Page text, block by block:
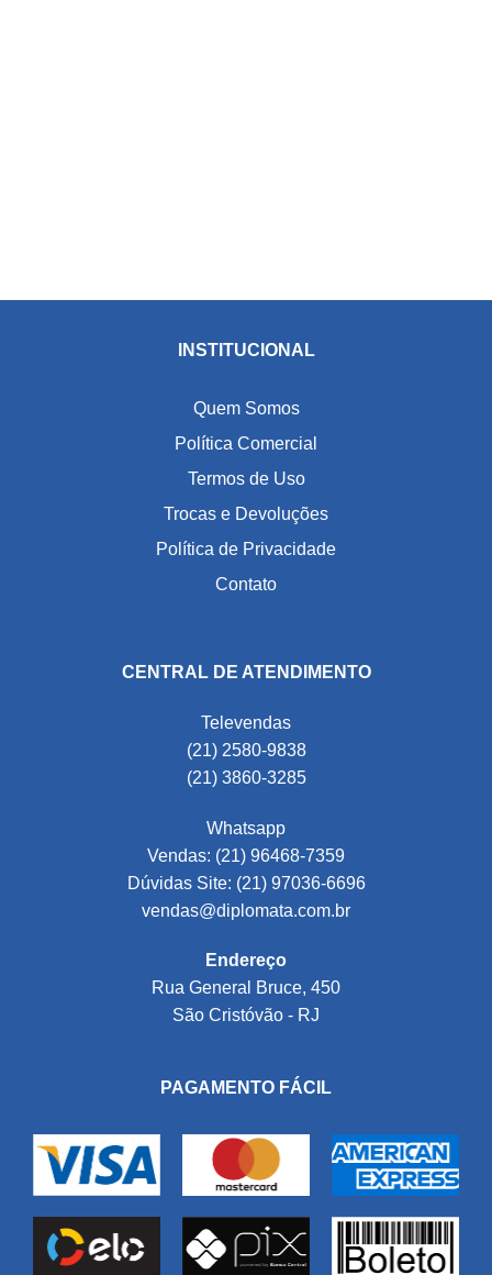
INSTITUCIONAL
Quem Somos
Política Comercial
Termos de Uso
Trocas e Devoluções
Política de Privacidade
Contato
CENTRAL DE ATENDIMENTO
Televendas
(21) 2580-9838
(21) 3860-3285
Whatsapp
Vendas: (21) 96468-7359
Dúvidas Site: (21) 97036-6696
vendas@diplomata.com.br
Endereço
Rua General Bruce, 450
São Cristóvão - RJ
PAGAMENTO FÁCIL